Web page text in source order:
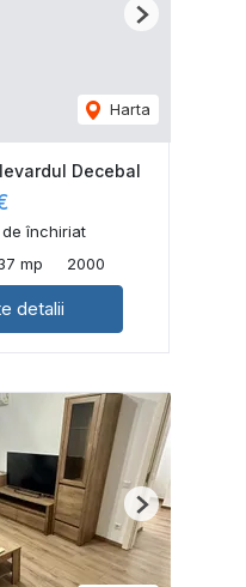
Harta
Next
Decebal
închiriat
mp 2000
detalii
Next